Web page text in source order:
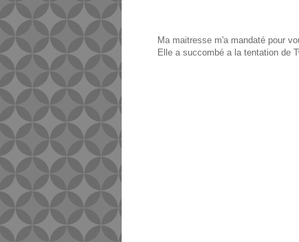
Ma maitresse m'a mandaté pour
Elle a succombé a la tentation de